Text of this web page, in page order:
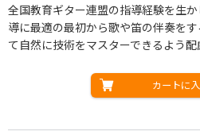
全国教育ギター連盟の指導経験を生
導に最適の最初から歌や笛の伴奏を
て自然に技術をマスターできるよう配
カートに